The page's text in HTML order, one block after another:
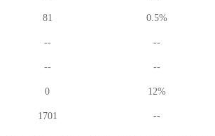
81 0.5%
-- --
-- --
0 12%
1701 --